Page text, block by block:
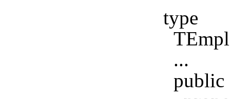
type
...
public